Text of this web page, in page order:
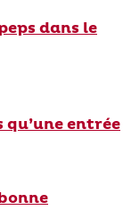
dans le
qu’une entrée